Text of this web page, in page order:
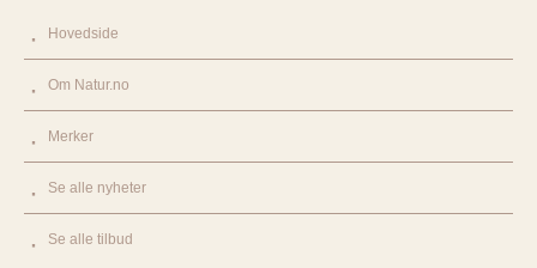
Hovedside
Om Natur.no
Merker
Se alle nyheter
Se alle tilbud